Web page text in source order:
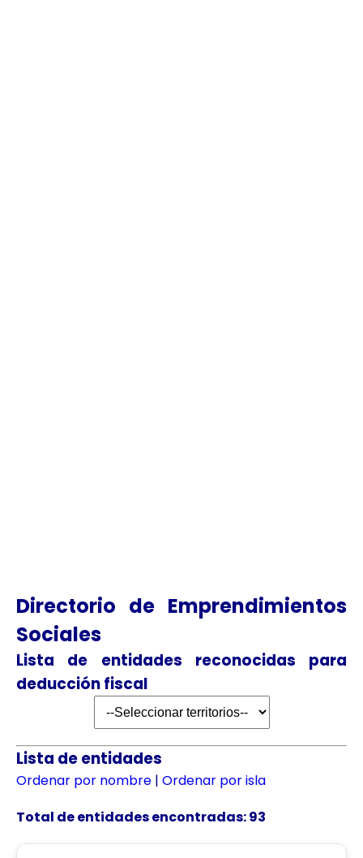
Directorio de Emprendimientos
Sociales
Lista de entidades reconocidas para
deducción fiscal
Lista de entidades
Ordenar por nombre | Ordenar por isla
Total de entidades encontradas: 93